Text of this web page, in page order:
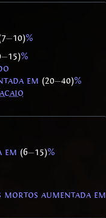
—10)%
—15)%
em (20—40)%
em (6—15)%
aumentada em